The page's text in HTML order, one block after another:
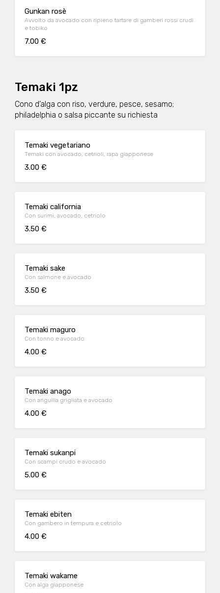
Gunkan rosè
Avvolto da avocado con ripieno tartare di gamberi rossi crudi
e tobiko
7.00 €
Temaki 1pz
Cono d’alga con riso, verdure, pesce, sesamo;
philadelphia o salsa piccante su richiesta
Temaki vegetariano
Temaki con avocado, cetrioli, rapa giapponese
3.00 €
Temaki california
Con surimi, avocado, cetriolo
3.50 €
Temaki sake
Con salmone e avocado
3.50 €
Temaki maguro
Con tonno e avocado
4.00 €
Temaki anago
Con anguilla grigliata e avocado
4.00 €
Temaki sukanpi
Con scampi crudo e avocado
5.00 €
Temaki ebiten
Con gambero in tempura e cetriolo
4.00 €
Temaki wakame
Con alga giapponese